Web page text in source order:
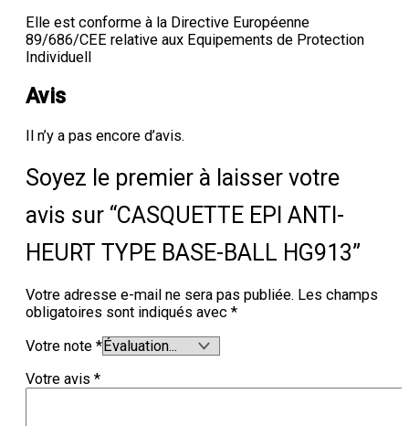
Elle est conforme à la Directive Européenne
89/686/CEE relative aux Equipements de Protection
Individuell
Avis
Il n’y a pas encore d’avis.
Soyez le premier à laisser votre
avis sur “CASQUETTE EPI ANTI-
HEURT TYPE BASE-BALL HG913”
Votre adresse e-mail ne sera pas publiée. Les champs
obligatoires sont indiqués avec *
Votre note *
Votre avis *